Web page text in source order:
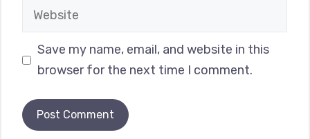
Website
Save my name, email, and website in this
browser for the next time I comment.